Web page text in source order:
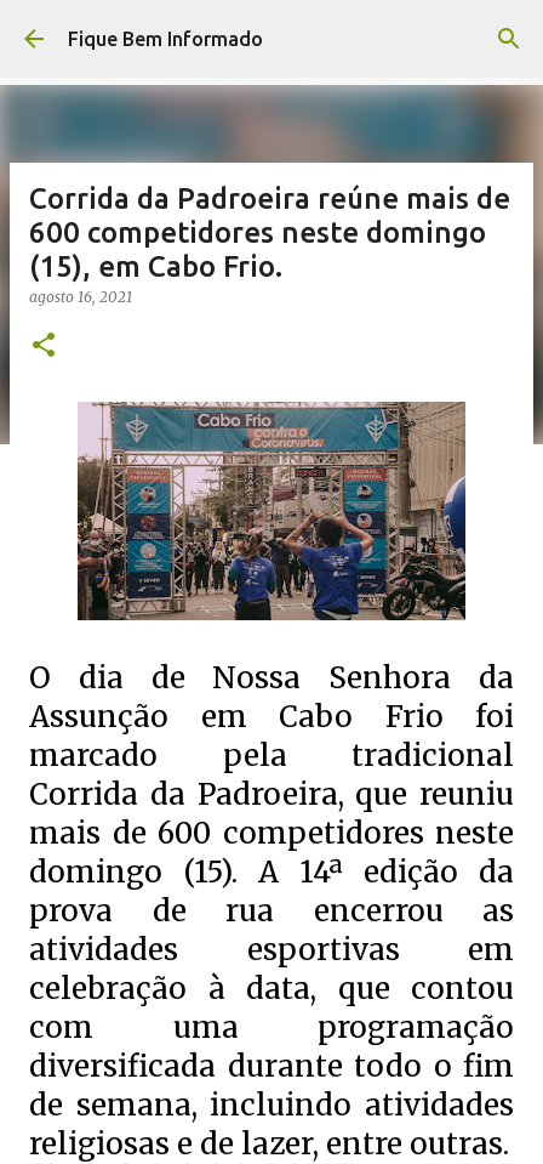
Pular para o conteúdo principal
Fique Bem Informado
Corrida da Padroeira reúne mais de
600 competidores neste domingo
(15), em Cabo Frio.
agosto 16, 2021
O dia de Nossa Senhora da
Assunção em Cabo Frio foi
marcado pela tradicional
Corrida da Padroeira, que reuniu
mais de 600 competidores neste
domingo (15). A 14ª edição da
prova de rua encerrou as
atividades esportivas em
celebração à data, que contou
com uma programação
diversificada durante todo o fim
de semana, incluindo atividades
religiosas e de lazer, entre outras.